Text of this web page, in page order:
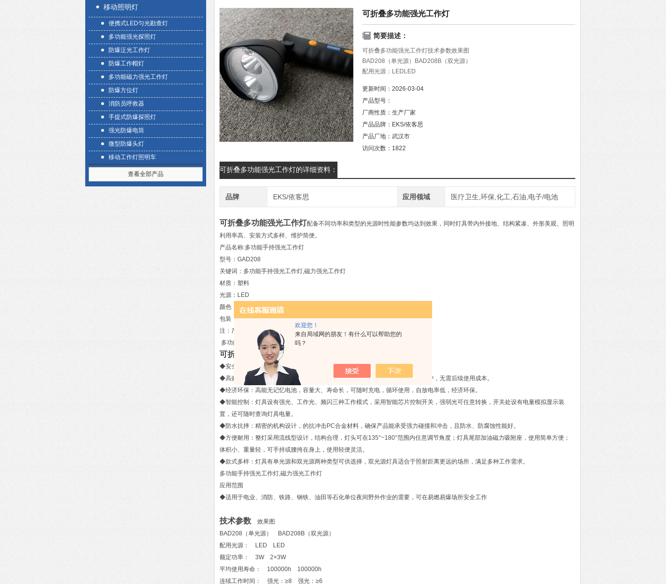
欢迎您！
来自局域网的朋友！有什么可以帮助您的
吗？
移动照明灯
便携式LED匀光勘查灯
多功能强光探照灯
防爆泛光工作灯
防爆工作帽灯
多功能磁力强光工作灯
防爆方位灯
消防员呼救器
手提式防爆探照灯
强光防爆电筒
微型防爆头灯
移动工作灯照明车
查看全部产品
可折叠多功能强光工作灯
简要描述：
可折叠多功能强光工作灯技术参数效果图
BAD208（单光源）BAD208B（双光源）
配用光源：LEDLED
平均使用寿命：100000h100000h
更新时间： 2026-03-04
产品型号：
厂商性质： 生产厂家
产品品牌： EKS/依客思
产品厂地： 武汉市
访问次数： 1822
可折叠多功能强光工作灯的详细资料：
品牌 EKS/依客思 应用领域 医疗卫生,环保,化工,石油,电子/电池
可折叠多功能强光工作灯配备不同功率和类型的光源时性能参数均达到效果，同时灯具带内外接地、结构紧凑、外形美观、照明
利用率高、安装方式多样、维护简便。
产品名称:多功能手持强光工作灯
型号：GAD208
关键词：多功能手持强光工作灯,磁力强光工作灯
材质：塑料
光源：LED
颜色：黑色
包装：纸箱泡沫包装
注：产品图片仅供参考，以公司实际产品为准！
多功能手持强光工作灯,磁力强光工作灯
可折叠多功能强光工作灯
◆安全可靠：本灯具为增安型灯具，可广泛应用于各种需要应急照明工作场所。
◆高效节能：选用LED光源，光效高、显色性高、能耗低、超长使用寿命，免维护，无需后续使用成本。
◆经济环保：高能无记忆电池，容量大、寿命长，可随时充电，循环使用，自放电率低，经济环保。
◆智能控制：灯具设有强光、工作光、频闪三种工作模式，采用智能芯片控制开关，强弱光可任意转换，开关处设有电量模拟显示装
置，还可随时查询灯具电量。
◆防水抗摔：精密的机构设计，的抗冲击PC合金材料，确保产品能承受强力碰撞和冲击，且防水、防腐蚀性能好。
◆方便耐用：整灯采用流线型设计，结构合理，灯头可在135°~180°范围内任意调节角度；灯具尾部加油磁力吸附座，使用简单方便；
体积小、重量轻，可手持或腰挎在身上，使用轻便灵活。
◆款式多样：灯具有单光源和双光源两种类型可供选择，双光源灯具适合于照射距离更远的场所，满足多种工作需求。
多功能手持强光工作灯,磁力强光工作灯
应用范围
◆适用于电业、消防、铁路、钢铁、油田等石化单位夜间野外作业的需要，可在易燃易爆场所安全工作
技术参数 效果图
BAD208（单光源） BAD208B（双光源）
配用光源： LED LED
额定功率： 3W 2×3W
平均使用寿命： 100000h 100000h
连续工作时间： 强光：≥8 强光：≥6